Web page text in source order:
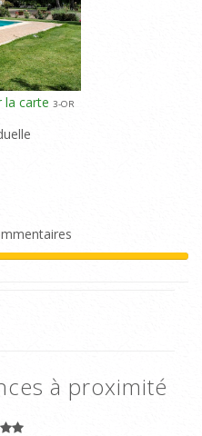
la carte 3-OR
à proximité